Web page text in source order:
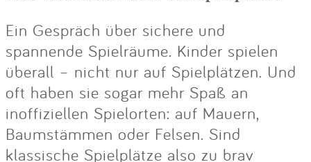
Ein Gespräch über sichere und
spannende Spielräume. Kinder spielen
überall – nicht nur auf Spielplätzen. Und
oft haben sie sogar mehr Spaß an
inoffiziellen Spielorten: auf Mauern,
Baumstämmen oder Felsen. Sind
klassische Spielplätze also zu brav